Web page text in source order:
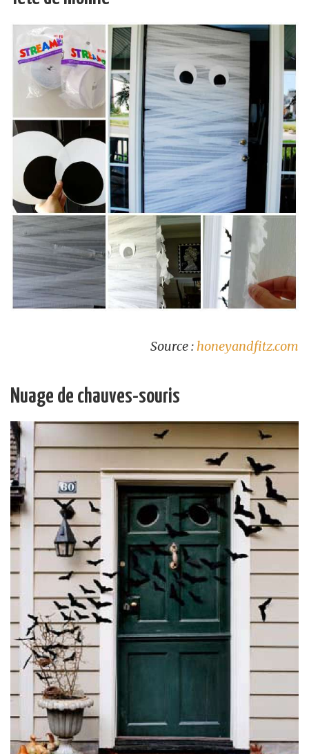
Source : honeyandfitz.com
Nuage de chauves-souris